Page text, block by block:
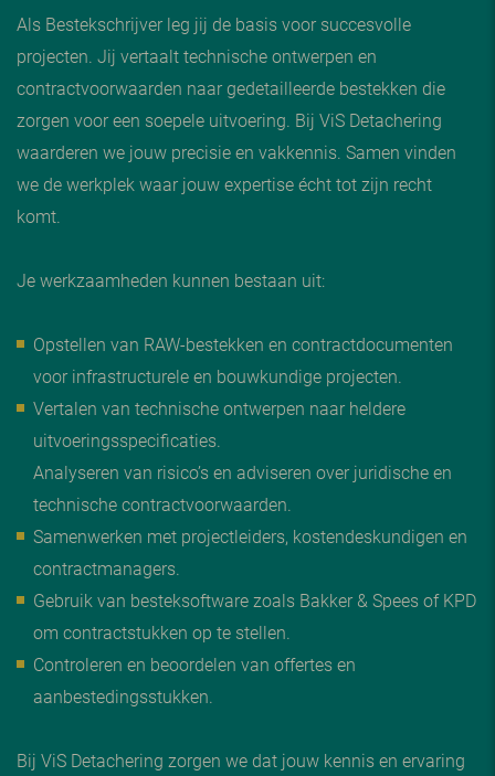
Als Bestekschrijver leg jij de basis voor succesvolle
projecten. Jij vertaalt technische ontwerpen en
contractvoorwaarden naar gedetailleerde bestekken die
zorgen voor een soepele uitvoering. Bij ViS Detachering
waarderen we jouw precisie en vakkennis. Samen vinden
we de werkplek waar jouw expertise écht tot zijn recht
komt.
Je werkzaamheden kunnen bestaan uit:
Opstellen van RAW-bestekken en contractdocumenten
voor infrastructurele en bouwkundige projecten.
Vertalen van technische ontwerpen naar heldere
uitvoeringsspecificaties.
Analyseren van risico’s en adviseren over juridische en
technische contractvoorwaarden.
Samenwerken met projectleiders, kostendeskundigen en
contractmanagers.
Gebruik van besteksoftware zoals Bakker & Spees of KPD
om contractstukken op te stellen.
Controleren en beoordelen van offertes en
aanbestedingsstukken.
Bij ViS Detachering zorgen we dat jouw kennis en ervaring